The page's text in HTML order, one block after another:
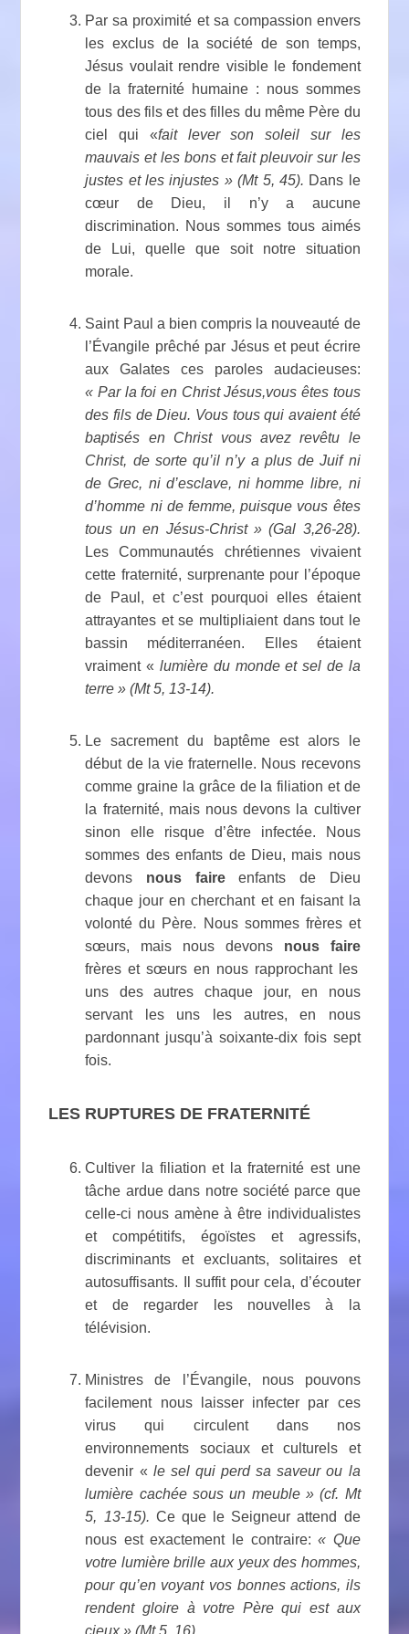
Par sa proximité et sa compassion envers
les exclus de la société de son temps,
Jésus voulait rendre visible le fondement
de la fraternité humaine : nous sommes
tous des fils et des filles du même Père du
ciel qui «fait lever son soleil sur les
mauvais et les bons et fait pleuvoir sur les
justes et les injustes » (Mt 5, 45). Dans le
cœur de Dieu, il n’y a aucune
discrimination. Nous sommes tous aimés
de Lui, quelle que soit notre situation
morale.
Saint Paul a bien compris la nouveauté de
l’Évangile prêché par Jésus et peut écrire
aux Galates ces paroles audacieuses:
« Par la foi en Christ Jésus,vous êtes tous
des fils de Dieu. Vous tous qui avaient été
baptisés en Christ vous avez revêtu le
Christ, de sorte qu’il n’y a plus de Juif ni
de Grec, ni d’esclave, ni homme libre, ni
d’homme ni de femme, puisque vous êtes
tous un en Jésus-Christ » (Gal 3,26-28).
Les Communautés chrétiennes vivaient
cette fraternité, surprenante pour l’époque
de Paul, et c’est pourquoi elles étaient
attrayantes et se multipliaient dans tout le
bassin méditerranéen. Elles étaient
vraiment « lumière du monde et sel de la
terre » (Mt 5, 13-14).
Le sacrement du baptême est alors le
début de la vie fraternelle. Nous recevons
comme graine la grâce de la filiation et de
la fraternité, mais nous devons la cultiver
sinon elle risque d’être infectée. Nous
sommes des enfants de Dieu, mais nous
devons nous faireenfants de Dieu
chaque jour en cherchant et en faisant la
volonté du Père. Nous sommes frères et
sœurs, mais nous devons nous faire
frères et sœurs en nous rapprochant les
uns des autres chaque jour, en nous
servant les uns les autres, en nous
pardonnant jusqu’à soixante-dix fois sept
fois.
LES RUPTURES DE FRATERNITÉ
Cultiver la filiation et la fraternité est une
tâche ardue dans notre société parce que
celle-ci nous amène à être individualistes
et compétitifs, égoïstes et agressifs,
discriminants et excluants, solitaires et
autosuffisants. Il suffit pour cela, d’écouter
et de regarder les nouvellesà la
télévision.
Ministres de l’Évangile, nous pouvons
facilement nous laisser infecter par ces
virus qui circulent dans nos
environnements sociaux et culturels et
devenir « le sel qui perd sa saveur ou la
lumière cachée sous un meuble » (cf. Mt
5, 13-15). Ce que le Seigneur attend de
nous est exactement le contraire:« Que
votre lumière brille aux yeux des hommes,
pour qu’en voyant vos bonnes actions, ils
rendent gloire à votre Père qui est aux
cieux » (Mt 5, 16).